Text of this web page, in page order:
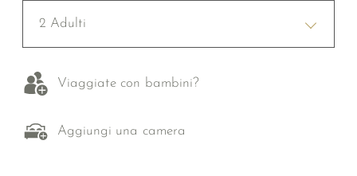
2 Adulti
Viaggiate con bambini?
Aggiungi una camera